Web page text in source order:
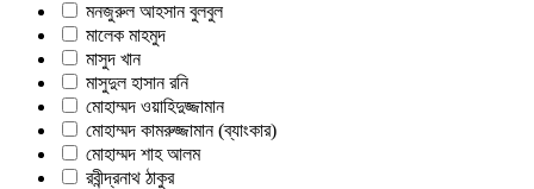
মনজুরুল আহসান বুলবুল
মালেক মাহমুদ
মাসুদ খান
মাসুদুল হাসান রনি
মোহাম্মদ ওয়াহিদুজ্জামান
মোহাম্মদ কামরুজ্জামান (ব্যাংকার)
মোহাম্মদ শাহ আলম
রবীন্দ্রনাথ ঠাকুর